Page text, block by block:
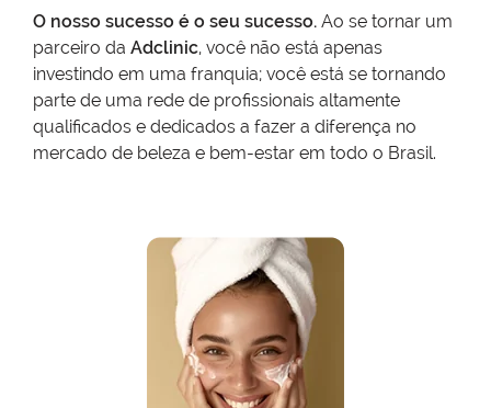
O nosso sucesso é o seu sucesso. Ao se tornar um
parceiro da Adclinic, você não está apenas
investindo em uma franquia; você está se tornando
parte de uma rede de profissionais altamente
qualificados e dedicados a fazer a diferença no
mercado de beleza e bem-estar em todo o Brasil.